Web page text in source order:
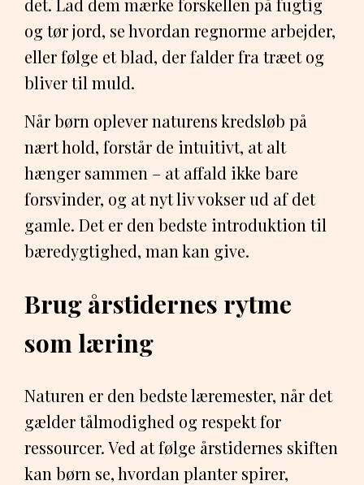
og tør jord, se hvordan regnorme arbejder,
eller følge et blad, der falder fra træet og
bliver til muld.
Når børn oplever naturens kredsløb på
nært hold, forstår de intuitivt, at alt
hænger sammen – at affald ikke bare
forsvinder, og at nyt liv vokser ud af det
gamle. Det er den bedste introduktion til
bæredygtighed, man kan give.
Brug årstidernes rytme
som læring
Naturen er den bedste læremester, når det
gælder tålmodighed og respekt for
ressourcer. Ved at følge årstidernes skiften
kan børn se, hvordan planter spirer,